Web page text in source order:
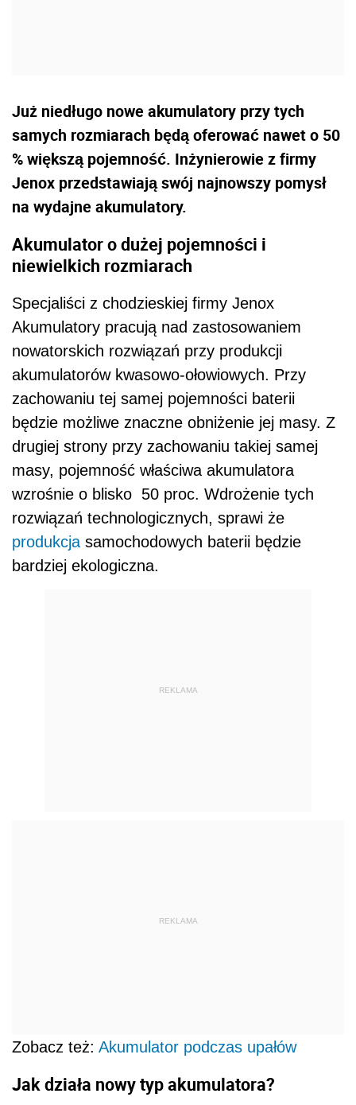
Już niedługo nowe akumulatory przy tych
samych rozmiarach będą oferować nawet o 50
% większą pojemność. Inżynierowie z firmy
Jenox przedstawiają swój najnowszy pomysł
na wydajne akumulatory.
Akumulator o dużej pojemności i
niewielkich rozmiarach
Specjaliści z chodzieskiej firmy Jenox
Akumulatory pracują nad zastosowaniem
nowatorskich rozwiązań przy produkcji
akumulatorów kwasowo-ołowiowych. Przy
zachowaniu tej samej pojemności baterii
będzie możliwe znaczne obniżenie jej masy. Z
drugiej strony przy zachowaniu takiej samej
masy, pojemność właściwa akumulatora
wzrośnie o blisko 50 proc. Wdrożenie tych
rozwiązań technologicznych, sprawi że
produkcja samochodowych baterii będzie
bardziej ekologiczna.
REKLAMA
REKLAMA
Zobacz też: Akumulator podczas upałów
Jak działa nowy typ akumulatora?